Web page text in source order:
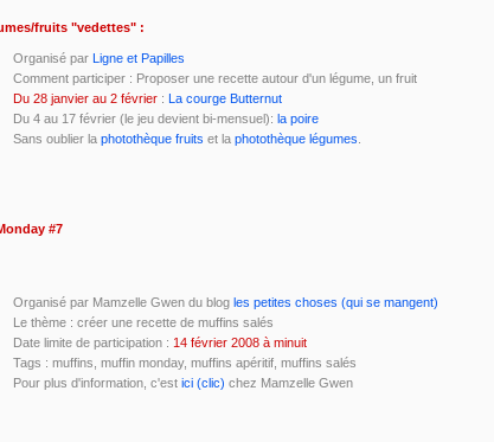
fruits "vedettes" :
Organisé par Ligne et Papilles
Comment participer : Proposer une recette autour d'un légume, un fruit
Du 28 janvier au 2 février : La courge Butternut
Du 4 au 17 février (le jeu devient bi-mensuel): la poire
Sans oublier la photothèque fruits et la photothèque légumes
#7
Organisé par Mamzelle Gwen du blog les petites choses (qui se mangent)
Le thème : créer une recette de muffins salés
Date limite de participation : 14 février 2008 à minuit
Tags : muffins, muffin monday, muffins apéritif, muffins salés
Pour plus d'information, c'est ici (clic) chez Mamzelle Gwen